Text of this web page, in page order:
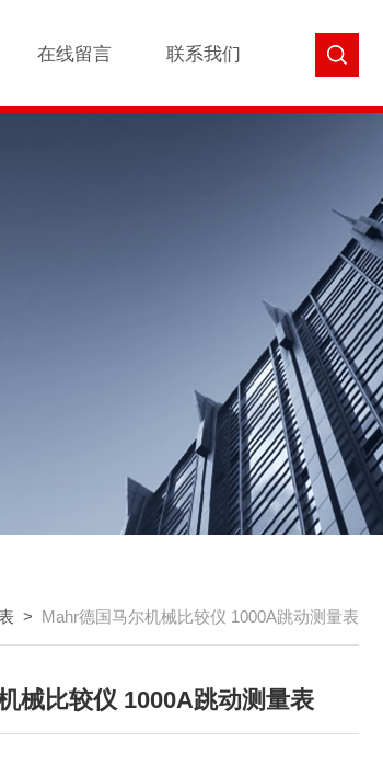
在线留言 联系我们
> Mahr德国马尔机械比较仪 1000A跳动测量表
械比较仪 1000A跳动测量表